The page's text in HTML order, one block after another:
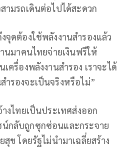
ามรถเดินต่อไปได้สะดวก
จุดต้องใช้พลังงานสำรองแล้ว
นมาคนไทยจ่ายเงินฟรีให้
ครื่องพลังงานสำรอง เราจะได้
รองจะเป็นจริงหรือไม่”
งไทยเป็นประเทศส่งออก
กลับถูกซุกซ่อนและกระจาย
ข โดยรัฐไม่นำมาเฉลี่ยสร้าง